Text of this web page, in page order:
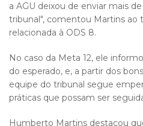
a AGU deixou de enviar mais
tribunal", comentou Martins ao
relacionada à ODS 8.
No caso da Meta 12, ele
do esperado, e, a partir dos
equipe do tribunal segue
práticas que possam ser
Humberto Martins destacou